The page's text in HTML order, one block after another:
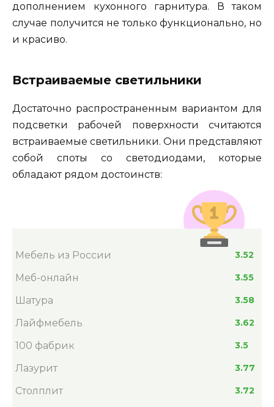
дополнением кухонного гарнитура. В таком
случае получится не только функционально, но
и красиво.
Встраиваемые светильники
Достаточно распространенным вариантом для
подсветки рабочей поверхности считаются
встраиваемые светильники. Они представляют
собой споты со светодиодами, которые
обладают рядом достоинств:
Мебель из России 3.52
Меб-онлайн 3.55
Шатура 3.58
Лайфмебель 3.62
100 фабрик 3.5
Лазурит 3.77
Столплит 3.72